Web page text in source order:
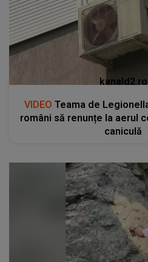
kanald2.ro
VIDEO Teama de
români să renunțe la aerul
caniculă